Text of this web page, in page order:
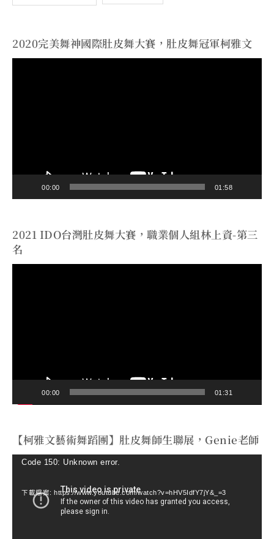
2020完美舞神國際肚皮舞大賽，肚皮舞冠軍柯雅文
00:00 01:58
2021 IDO台灣肚皮舞大賽，職業個人組林上資-第三
名
00:00 01:31
【柯雅文藝術舞蹈團】肚皮舞師生聯展，Genie老師
視Code 150: Unknown error.
下載檔案: https://www.youtube.com/watch?v=hHV5IdfY7jY&_=3